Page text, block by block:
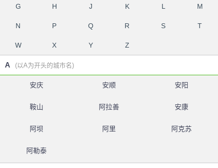
G H J K L M
N P Q R S T
W X Y Z
A (以A为开头的城市名)
安庆 安顺 安阳
鞍山 阿拉善 安康
阿坝 阿里 阿克苏
阿勒泰